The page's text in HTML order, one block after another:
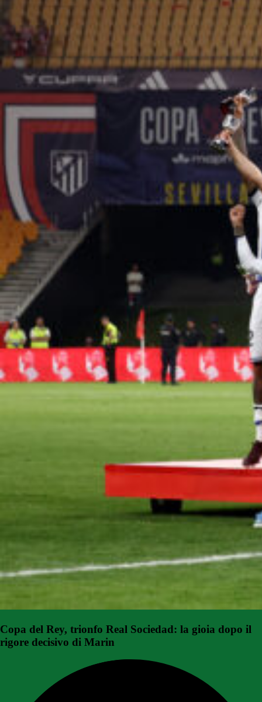
Copa del Rey, trionfo Real Sociedad: la gioia dopo il
rigore decisivo di Marin